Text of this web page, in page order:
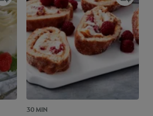
30 MIN